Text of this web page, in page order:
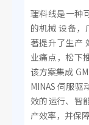
理料线是一种
的机械 设备，
著提升了生产
业痛点，松下
该方案集成
MINAS 伺服驱
效的运行、智
产效率，并保